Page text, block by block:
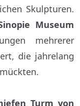
Skulpturen.
Museum
mehrerer
die jahrelang
Turm von